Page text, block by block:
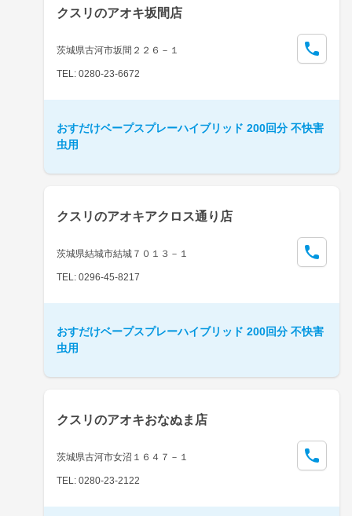
クスリのアオキ坂間店
茨城県古河市坂間２２６－１
TEL: 0280-23-6672
おすだけベープスプレーハイブリッド 200回分 不快害
虫用
クスリのアオキアクロス通り店
茨城県結城市結城７０１３－１
TEL: 0296-45-8217
おすだけベープスプレーハイブリッド 200回分 不快害
虫用
クスリのアオキおなぬま店
茨城県古河市女沼１６４７－１
TEL: 0280-23-2122